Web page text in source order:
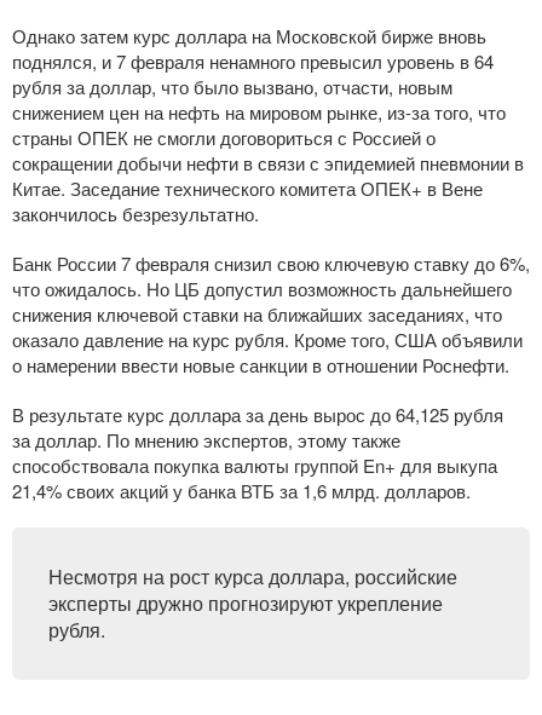
Однако затем курс доллара на Московской бирже вновь
поднялся, и 7 февраля ненамного превысил уровень в 64
рубля за доллар, что было вызвано, отчасти, новым
снижением цен на нефть на мировом рынке, из-затого, что
страны ОПЕК не смогли договориться с Россией о
сокращении добычи нефти в связи с эпидемией пневмонии в
Китае. Заседание технического комитета ОПЕК+ в Вене
закончилось безрезультатно.
Банк России 7 февраля снизил свою ключевую ставку до 6%,
что ожидалось. Но ЦБ допустил возможность дальнейшего
снижения ключевой ставки на ближайших заседаниях, что
оказало давление на курс рубля. Кроме того, США объявили
о намерении ввести новые санкции в отношении Роснефти.
В результате курс доллара за день вырос до 64,125 рубля
за доллар. По мнению экспертов, этому также
способствовала покупка валюты группой En+ для выкупа
21,4% своих акций у банка ВТБ за 1,6 млрд. долларов.
Несмотря на рост курса доллара, российские
эксперты дружно прогнозируют укрепление
рубля.